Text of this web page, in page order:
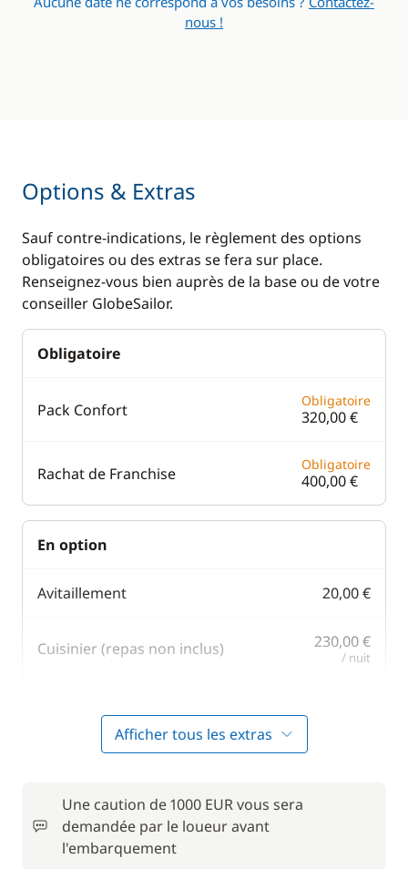
nous !
Options & Extras
Sauf contre-indications, le règlement des options
obligatoires ou des extras se fera sur place.
Renseignez-vous bien auprès de la base ou de votre
conseiller GlobeSailor.
Obligatoire
Pack Confort Obligatoire
320,00 €
Rachat de Franchise Obligatoire
400,00 €
En option
Avitaillement 20,00 €
Cuisinier (repas non inclus) 230,00 €
/ nuit
Hôtesse (repas non inclus)
Paddle
Afficher tous les extras
Une caution de 1000 EUR vous sera
demandée par le loueur avant
l'embarquement